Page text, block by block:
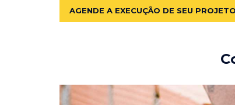
AGENDE A EXECUÇÃO DE SEU